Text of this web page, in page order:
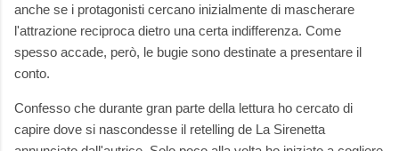
anche se i protagonisti cercano inizialmente di mascherare
l'attrazione reciproca dietro una certa indifferenza. Come
spesso accade, però, le bugie sono destinate a presentare il
conto.
Confesso che durante gran parte della lettura ho cercato di
capire dove si nascondesse il retelling de La Sirenetta